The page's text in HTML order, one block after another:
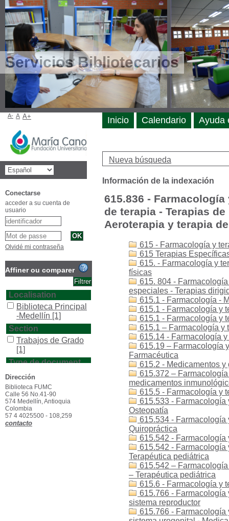
Servicios Bibliotecarios
Nueva búsqueda
Información de la indexación
615.836 -
de terapia - Terapias
Aeroterapia y terapia
615 - Farmacología y
615 Terapias
615. - Farmacología y
físicas
615. 804 -
especiales - Terapias
615.1 - Farmacología -
615.1 - Farmacología y
615.1 - Farmacología y
615.1 – Farmacología y
615.14 - Farmacología
615.19 – Farmacología
Farmacéutica
615.2 - Medicamentos
615.372 –
medicamentos
615.5 - Farmacología y
615.533 - Farmacología
Osteopatía
615.534 - Farmacología
Quiropráctica
615.542 - Farmacología
615.542 - Farmacología
Terapéutica pediátrica
615.542 –
– Terapéutica pediátrica
615.6 - Farmacología y
615.766 - Farmacología
sistema reproductor
615.766 - Farmacología
Inicio Calendario Ayuda
A- A A+
Conectarse
acceder a su cuenta de
usuario
Olvidé mi contraseña
Affiner ou comparer
Localisation
Biblioteca Principal
-Medellín [1]
Section
Trabajos de Grado
[1]
Type de document
texto impreso
Dirección
Biblioteca FUMC
Calle 56 No.41-90
574 Medellín, Antioquia
Colombia
57 4 4025500 - 108,259
contacto